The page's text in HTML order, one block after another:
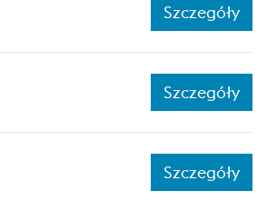
Szczegóły
Szczegóły
Szczegóły